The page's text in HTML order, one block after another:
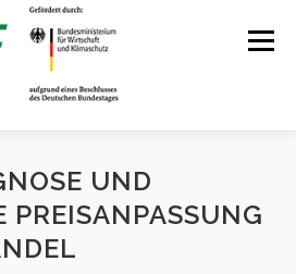
Menü
AKTUELLESUND
PREISANPASSUNG